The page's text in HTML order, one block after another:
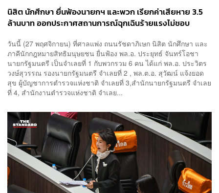
นิสิต นักศึกษา ยื่นฟ้องนายกฯ และพวก เรียกค่าเสียหาย 3.5
ล้านบาท ออกประกาศสถานการณ์ฉุกเฉินร้ายแรงไม่ชอบ
วันนี้ (27 พฤศจิกายน) ที่ศาลแพ่ง ถนนรัชดาภิเษก นิสิต นักศึกษา และ
ภาคีนักกฎหมายสิทธิมนุษยชน ยื่นฟ้อง พล.อ. ประยุทธ์ จันทร์โอชา
นายกรัฐมนตรี เป็นจำเลยที่ 1 กับพวกรวม 6 คน ได้แก่ พล.อ. ประวิตร
วงษ์สุวรรณ รองนายกรัฐมนตรี จำเลยที่ 2 , พล.ต.อ. สุวัฒน์ แจ้งยอด
สุข ผู้บัญชาการตำรวจแห่งชาติ จำเลยที่ 3,สำนักนายกรัฐมนตรี จำเลย
ที่ 4, สำนักงานตำรวจแห่งชาติ จำเลย...